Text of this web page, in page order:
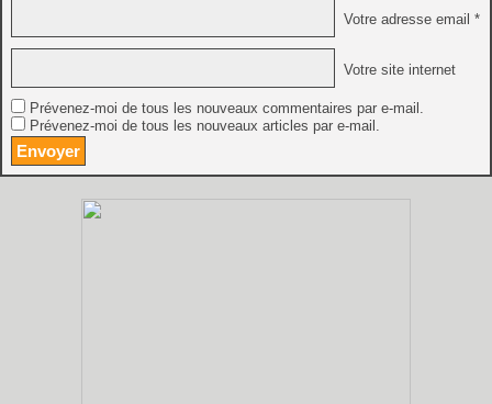
Votre adresse email *
Votre site internet
Prévenez-moi de tous les nouveaux commentaires par e-mail.
Prévenez-moi de tous les nouveaux articles par e-mail.